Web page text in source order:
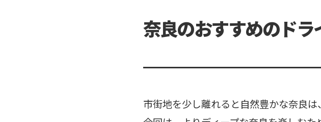
奈良のおすすめのド
市街地を少し離れると自然豊かな奈良